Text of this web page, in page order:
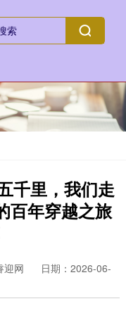
千里，我们走
百年穿越之旅
迎网
日期：2026-06-